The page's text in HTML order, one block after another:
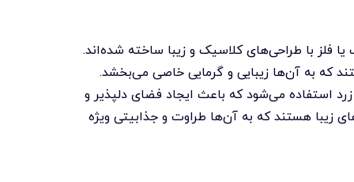
فلز با طراحی‌های کلاسیک و زیبا ساخته شده‌اند.
که به آن‌ها زیبایی و گرمایی خاصی می‌بخشد.
استفاده می‌شود که باعث ایجاد فضای دلپذیر و
زیبا هستند که به آن‌ها طراوت و جذابیتی ویژه